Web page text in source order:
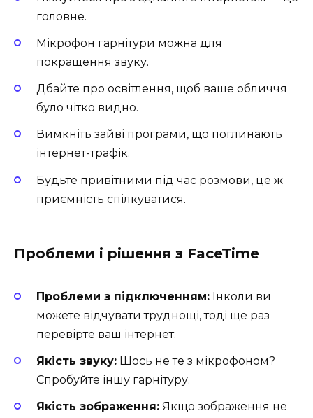
головне.
Мікрофон гарнітури можна для
покращення звуку.
Дбайте про освітлення, щоб ваше обличчя
було чітко видно.
Вимкніть зайві програми, що поглинають
інтернет-трафік.
Будьте привітними під час розмови, це ж
приємність спілкуватися.
Проблеми і рішення з FaceTime
Проблеми з підключенням: Інколи ви
можете відчувати труднощі, тоді ще раз
перевірте ваш інтернет.
Якість звуку: Щось не те з мікрофоном?
Спробуйте іншу гарнітуру.
Якість зображення: Якщо зображення не